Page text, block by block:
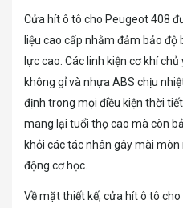
Cửa hít ô tô cho Peugeot 408
liệu cao cấp nhằm đảm bảo độ
lực cao. Các linh kiện cơ khí
không gỉ và nhựa ABS chịu
định trong mọi điều kiện thời
mang lại tuổi thọ cao mà còn
khỏi các tác nhân gây mài
động cơ học.
Về mặt thiết kế, cửa hít ô tô